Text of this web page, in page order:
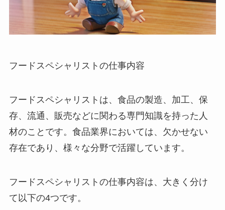
フードスペシャリストの仕事内容
フードスペシャリストは、食品の製造、加工、保
存、流通、販売などに関わる専門知識を持った人
材のことです。食品業界においては、欠かせない
存在であり、様々な分野で活躍しています。
フードスペシャリストの仕事内容は、大きく分け
て以下の4つです。